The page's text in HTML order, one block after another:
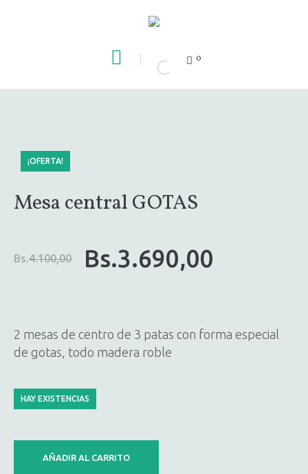
0
¡OFERTA!
Mesa central GOTAS
Bs.4.100,00 El
precio
Bs.3.690,00
2 mesas de centro de 3 patas con forma especial
de gotas, todo madera roble
HAY EXISTENCIAS
AÑADIR AL CARRITO